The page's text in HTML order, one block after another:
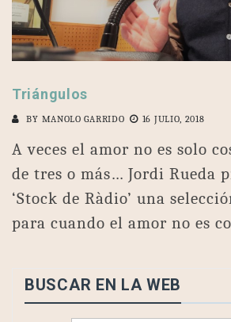
Triángulos
BY MANOLO GARRIDO 16 JULIO, 2018
A veces el amor no es solo
de tres o más… Jordi Rueda
‘Stock de Ràdio’ una
para cuando el amor no es
BUSCAR EN LA WEB